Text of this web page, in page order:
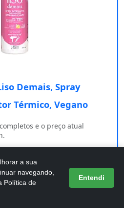
Demais, Spray
Térmico, Vegano
e o preço atual
na Amazon
a sua
navegando,
Política de
Entendi